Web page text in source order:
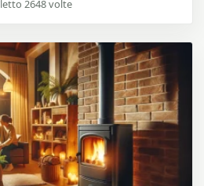
letto 2648 volte